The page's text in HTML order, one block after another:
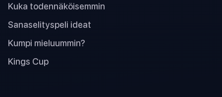
Kuka todennäköisemmin
Sanaselityspeli ideat
Kumpi mieluummin?
Kings Cup